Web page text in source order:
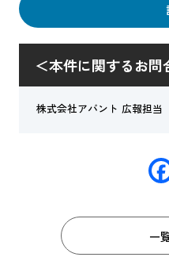
＜本件に関するお問
株式会社アバント 広報担当
一